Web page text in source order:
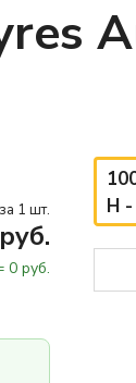
1 шт.
0 руб.
H